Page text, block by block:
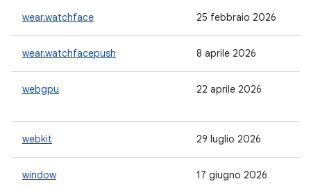
wear.watchface 25 febbraio 2026
wear.watchfacepush 8 aprile 2026
webgpu 22 aprile 2026
webkit 29 luglio 2026
window 17 giugno 2026